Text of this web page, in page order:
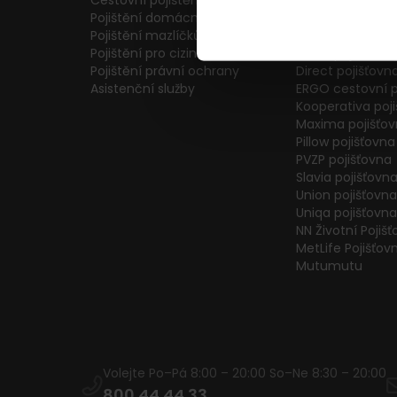
Pojištění domácnosti
Pojištění mazlíčků
Pojištění pro cizince
Pojištění právní ochrany
Asistenční služby
Direct
ERGO cestovní
Kooperativa
Maxima
Pillow pojišťovna
PVZP pojišťovna
Slavia pojišťovna
Union pojišťovna
Uniqa pojišťovna
NN Životní
MetLife
Mutumutu
Volejte Po–Pá 8:00 – 20:00 So–Ne 8:30 – 20:00